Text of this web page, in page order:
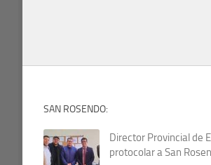
SAN ROSENDO:
Director Provincial de
protocolar a San